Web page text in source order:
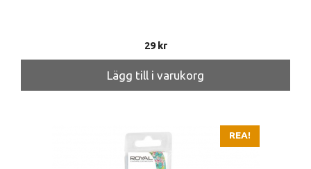
29kr
Lägg till i varukorg
REA!